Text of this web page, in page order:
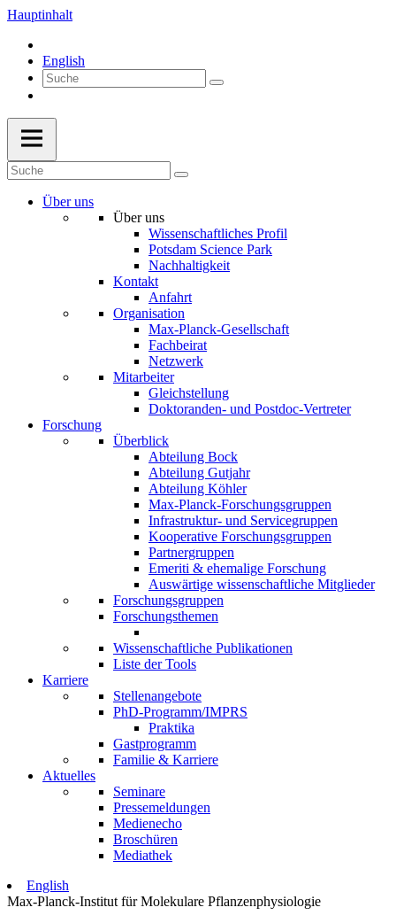
Hauptinhalt
English
Über uns
Über uns
Wissenschaftliches Profil
Potsdam Science Park
Nachhaltigkeit
Kontakt
Anfahrt
Organisation
Max-Planck-Gesellschaft
Fachbeirat
Netzwerk
Mitarbeiter
Gleichstellung
Doktoranden- und Postdoc-Vertreter
Forschung
Überblick
Abteilung Bock
Abteilung Gutjahr
Abteilung Köhler
Max-Planck-Forschungsgruppen
Infrastruktur- und Servicegruppen
Kooperative Forschungsgruppen
Partnergruppen
Emeriti & ehemalige Forschung
Auswärtige wissenschaftliche Mitglieder
Forschungsgruppen
Forschungsthemen
Wissenschaftliche Publikationen
Liste der Tools
Karriere
Stellenangebote
PhD-Programm/IMPRS
Praktika
Gastprogramm
Familie & Karriere
Aktuelles
Seminare
Pressemeldungen
Medienecho
Broschüren
Mediathek
English
Max-Planck-Institut für Molekulare Pflanzenphysiologie